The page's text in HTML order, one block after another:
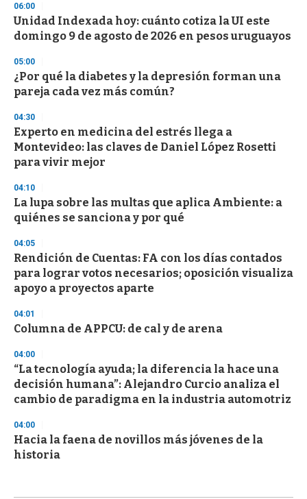
d
s
o
f
3
s
e
c
n
d
s
06:00
Unidad Indexada hoy: cuánto cotiza la UI este
domingo 9 de agosto de 2026 en pesos uruguayos
05:00
¿Por qué la diabetes y la depresión forman una
pareja cada vez más común?
04:30
Experto en medicina del estrés llega a
Montevideo: las claves de Daniel López Rosetti
para vivir mejor
04:10
La lupa sobre las multas que aplica Ambiente: a
quiénes se sanciona y por qué
04:05
Rendición de Cuentas: FA con los días contados
para lograr votos necesarios; oposición visualiza
apoyo a proyectos aparte
04:01
Columna de APPCU: de cal y de arena
04:00
“La tecnología ayuda; la diferencia la hace una
decisión humana”: Alejandro Curcio analiza el
cambio de paradigma en la industria automotriz
04:00
Hacia la faena de novillos más jóvenes de la
historia